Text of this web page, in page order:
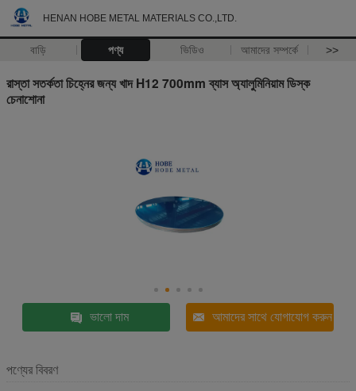
HENAN HOBE METAL MATERIALS CO.,LTD.
বাড়ি পণ্য ভিডিও আমাদের সম্পর্কে >>
রাস্তা সতর্কতা চিহ্নের জন্য খাদ H12 700mm ব্যাস অ্যালুমিনিয়াম ডিস্ক
চেনাশোনা
ভালো দাম আমাদের সাথে যোগাযোগ করুন
পণ্যের বিবরণ